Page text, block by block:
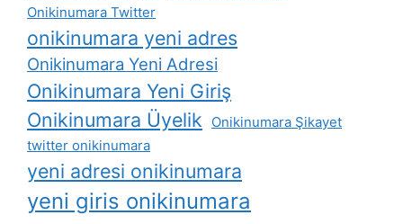
Onikinumara Twitter
onikinumara yeni adres
Onikinumara Yeni Adresi
Onikinumara Yeni Giriş
Onikinumara Üyelik
Onikinumara Şikayet
twitter onikinumara
yeni adresi onikinumara
yeni giris onikinumara